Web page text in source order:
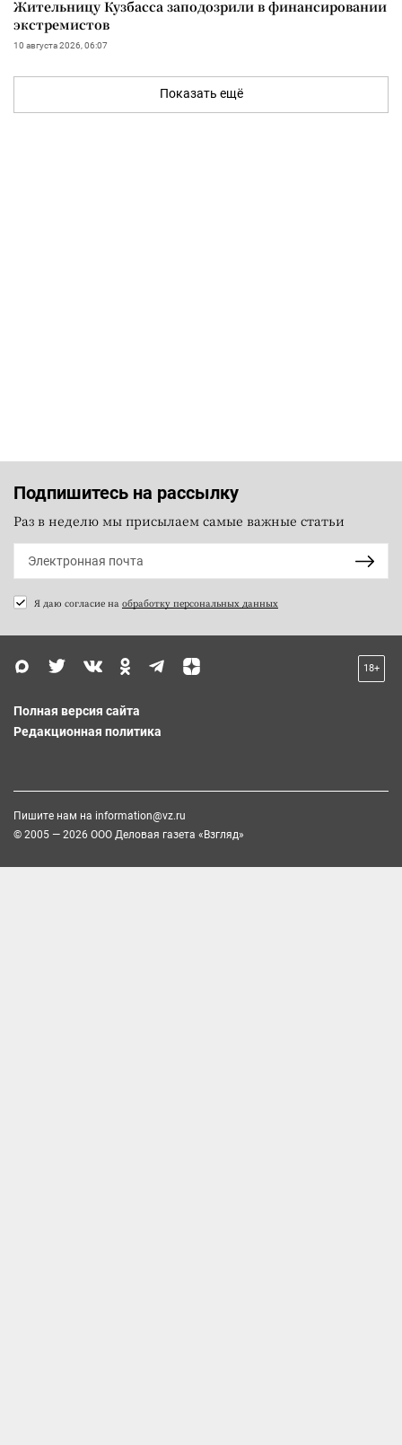
Жительницу Кузбасса заподозрили в финансировании
экстремистов
10 августа 2026, 06:07
Показать ещё
Подпишитесь на рассылку
Раз в неделю мы присылаем самые важные статьи
Я даю согласие на обработку персональных данных
18+
Полная версия сайта
Редакционная политика
Пишите нам на information@vz.ru
© 2005 — 2026 ООО Деловая газета «Взгляд»